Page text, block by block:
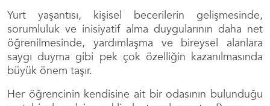
Yurt yaşantısı, kişisel becerilerin gelişmesinde,
sorumluluk ve inisiyatif alma duygularının daha net
öğrenilmesinde, yardımlaşma ve bireysel alanlara
saygı duyma gibi pek çok özelliğin kazanılmasında
büyük önem taşır.
Her öğrencinin kendisine ait bir odasının bulunduğu